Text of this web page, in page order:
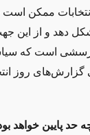
انتخابات ممکن
دهد و از این‌
پرسشی است که
روز
پایین خواهد